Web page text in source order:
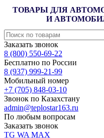
ТОВАРЫ ДЛЯ
И
Заказать звонок
8 (800) 550-69-22
Бесплатно по России
8 (937) 999-21-99
Мобильный номер
+7 (705) 848-03-10
Звонок по Казахстану
admin@teplostar163.ru
По любым вопросам
Заказать звонок
TG WA MAX